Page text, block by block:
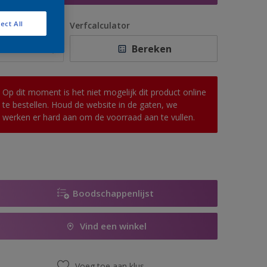
Verfcalculator
Bereken
Op dit moment is het niet mogelijk dit product online
te bestellen. Houd de website in de gaten, we
werken er hard aan om de voorraad aan te vullen.
Boodschappenlijst
Vind een winkel
All